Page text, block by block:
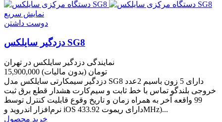
نمایش سریع
دوست داشتن
دزدگیر سایلکس SG8
نمایندگی دزدگیر سایلکس در تهران
15,900,000 تومان (بدون مالیات)
دزدگیر سیمکارتی سایلکس مدل SG8 دارای 5 زون باسیم 2عدد
خروجی بلندگو تماس با خط ثابت و سیم‌کارت هشدار قطع برق ثبت
99 واقعه آخر به همراه زمان و تاریخ وقوع قابلیت کنترل توسط
نرم‌افزار اندروید و iOS دارای ریموت 433.92MHz)...
خرید محصول